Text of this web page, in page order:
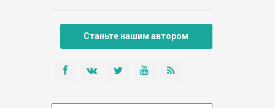
Станьте нашим автором